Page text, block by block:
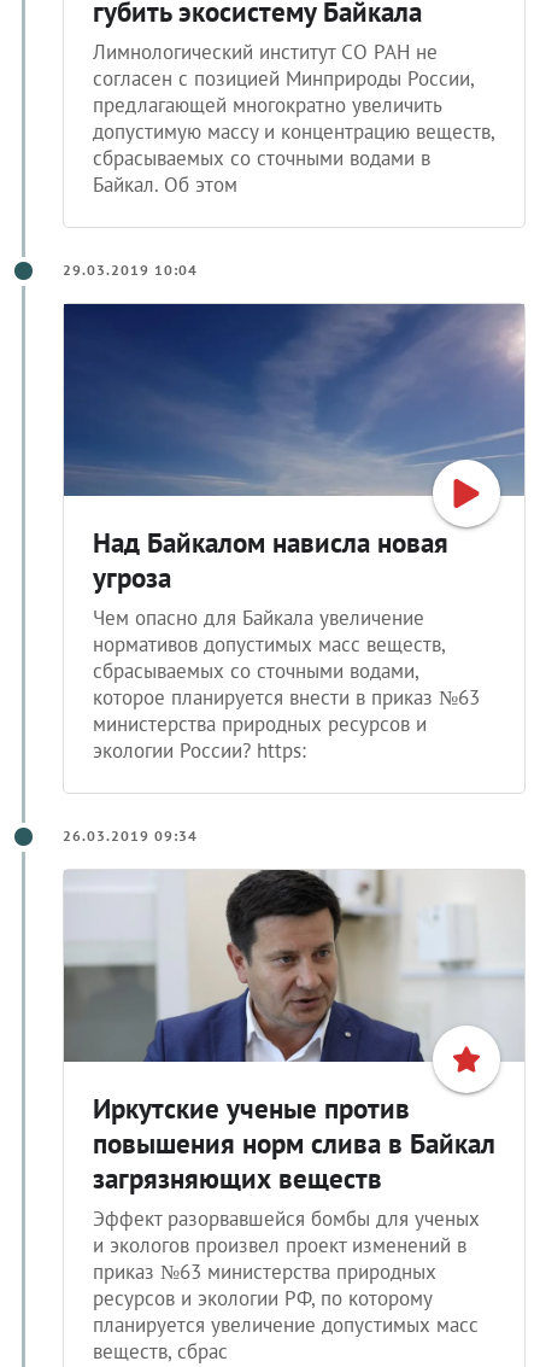
губить экосистему Байкала
Лимнологический институт СО РАН не
согласен с позицией Минприроды России,
предлагающей многократно увеличить
допустимую массу и концентрацию веществ,
сбрасываемых со сточными водами в
Байкал. Об этом
29.03.2019 10:04
Над Байкалом нависла новая
угроза
Чем опасно для Байкала увеличение
нормативов допустимых масс веществ,
сбрасываемых со сточными водами,
которое планируется внести в приказ №63
министерства природных ресурсов и
экологии России? https:
26.03.2019 09:34
Иркутские ученые против
повышения норм слива в Байкал
загрязняющих веществ
Эффект разорвавшейся бомбы для ученых
и экологов произвел проект изменений в
приказ №63 министерства природных
ресурсов и экологии РФ, по которому
планируется увеличение допустимых масс
веществ, сбрас